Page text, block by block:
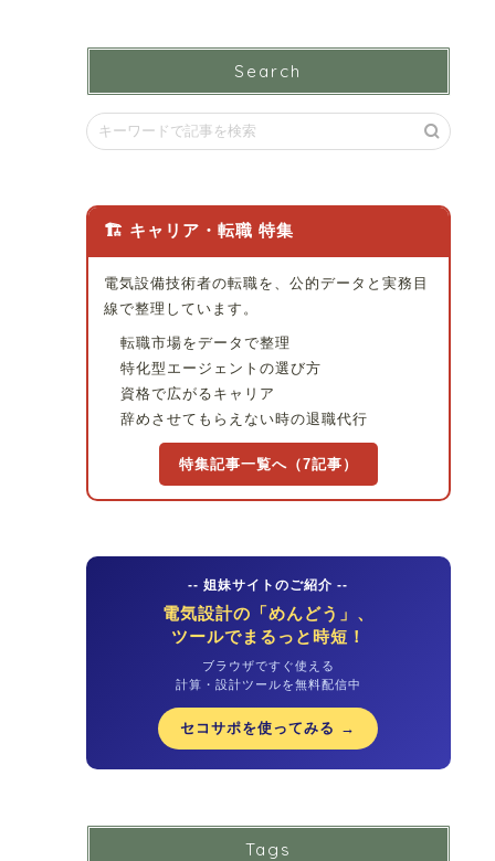
Search
🏗 キャリア・転職 特集
電気設備技術者の転職を、公的データと実務目
線で整理しています。
転職市場をデータで整理
特化型エージェントの選び方
資格で広がるキャリア
辞めさせてもらえない時の退職代行
特集記事一覧へ（7記事）
-- 姐妹サイトのご紹介 --
電気設計の「めんどう」、
ツールでまるっと時短！
ブラウザですぐ使える
計算・設計ツールを無料配信中
セコサポを使ってみる →
Tags